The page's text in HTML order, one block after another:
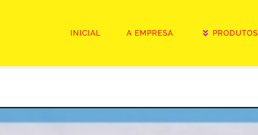
INICIAL A EMPRESA PRODUTOS